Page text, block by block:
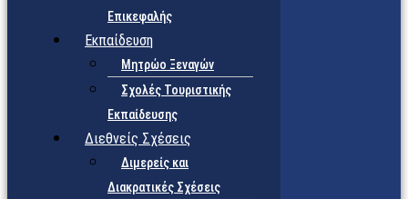
Επικεφαλής
Εκπαίδευση
Μητρώο Ξεναγών
Σχολές Τουριστικής
Εκπαίδευσης
Διεθνείς Σχέσεις
Διμερείς και
Διακρατικές Σχέσεις